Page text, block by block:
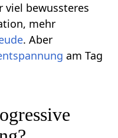
viel bewussteres
mehr
. Aber
am Tag